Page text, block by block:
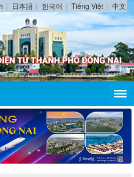
日本語 한국어 Tiếng Việt 中文